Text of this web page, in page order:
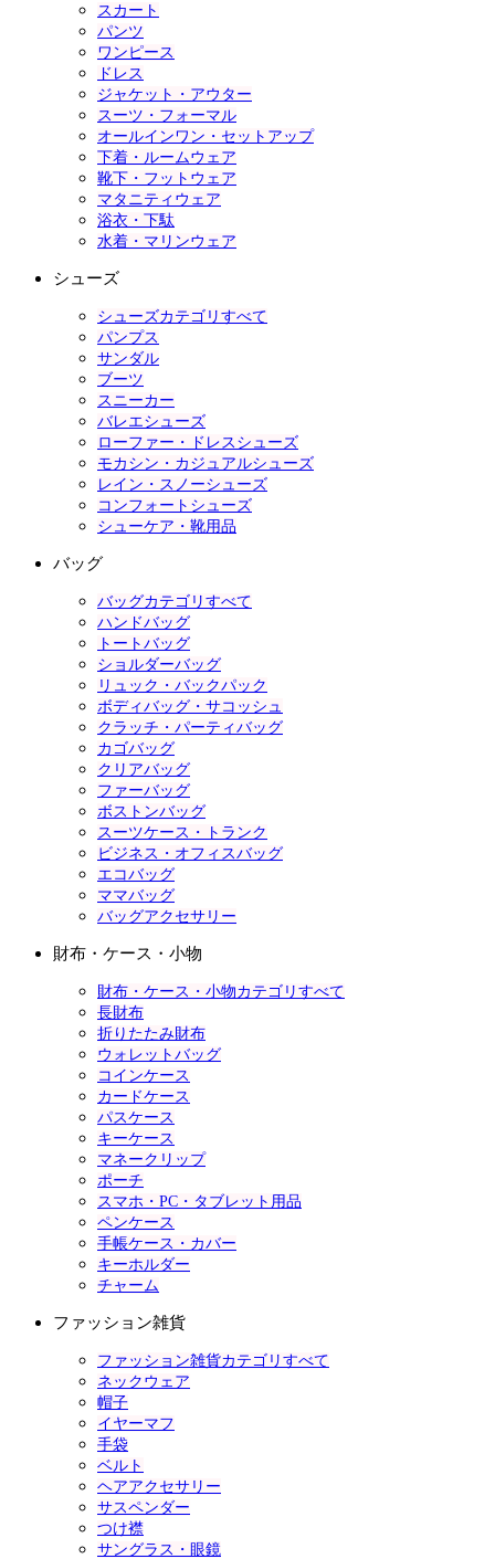
スカート
パンツ
ワンピース
ドレス
ジャケット・アウター
スーツ・フォーマル
オールインワン・セットアップ
下着・ルームウェア
靴下・フットウェア
マタニティウェア
浴衣・下駄
水着・マリンウェア
シューズ
シューズカテゴリすべて
パンプス
サンダル
ブーツ
スニーカー
バレエシューズ
ローファー・ドレスシューズ
モカシン・カジュアルシューズ
レイン・スノーシューズ
コンフォートシューズ
シューケア・靴用品
バッグ
バッグカテゴリすべて
ハンドバッグ
トートバッグ
ショルダーバッグ
リュック・バックパック
ボディバッグ・サコッシュ
クラッチ・パーティバッグ
カゴバッグ
クリアバッグ
ファーバッグ
ボストンバッグ
スーツケース・トランク
ビジネス・オフィスバッグ
エコバッグ
ママバッグ
バッグアクセサリー
財布・ケース・小物
財布・ケース・小物カテゴリすべて
長財布
折りたたみ財布
ウォレットバッグ
コインケース
カードケース
パスケース
キーケース
マネークリップ
ポーチ
スマホ・PC・タブレット用品
ペンケース
手帳ケース・カバー
キーホルダー
チャーム
ファッション雑貨
ファッション雑貨カテゴリすべて
ネックウェア
帽子
イヤーマフ
手袋
ベルト
ヘアアクセサリー
サスペンダー
つけ襟
サングラス・眼鏡